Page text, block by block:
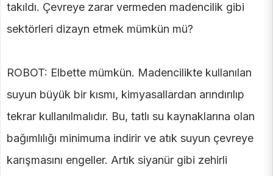
takıldı. Çevreye zarar vermeden madencilik gibi
sektörleri dizayn etmek mümkün mü?
ROBOT: Elbette mümkün. Madencilikte kullanılan
suyun büyük bir kısmı, kimyasallardan arındırılıp
tekrar kullanılmalıdır. Bu, tatlı su kaynaklarına olan
bağımlılığı minimuma indirir ve atık suyun çevreye
karışmasını engeller. Artık siyanür gibi zehirli